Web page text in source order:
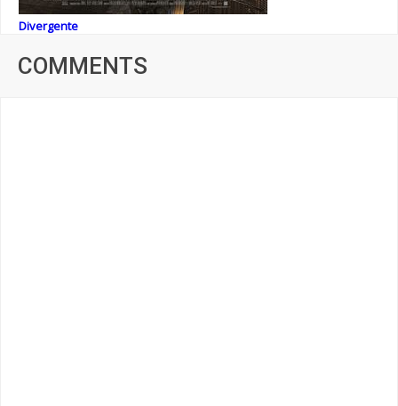
Divergente
COMMENTS